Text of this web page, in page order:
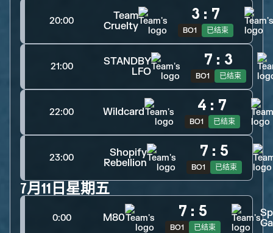
20:00
Team
Cruelty
3 : 7
BO1 已结束
21:00
STANDBY
LFO
7 : 3
BO1 已结束
22:00 Wildcard 4 : 7
BO1 已结束
23:00
Shopify
Rebellion
7 : 5
BO1 已结束
7月11日星期五
0:00 M80 7 : 5
BO1 已结束